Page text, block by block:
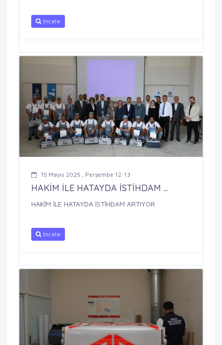
İncele
15 Mayıs 2025 , Perşembe 12:13
HAKİM İLE HATAYDA İSTİHDAM ...
HAKİM İLE HATAYDA İSTİHDAM ARTIYOR
İncele